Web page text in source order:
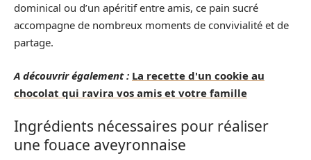
dominical ou d’un apéritif entre amis, ce pain sucré
accompagne de nombreux moments de convivialité et de
partage.
A découvrir également : La recette d'un cookie au
chocolat qui ravira vos amis et votre famille
Ingrédients nécessaires pour réaliser
une fouace aveyronnaise